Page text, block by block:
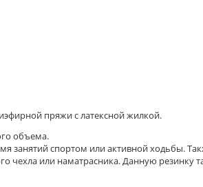
пряжи с латексной жилкой.
объема.
занятий спортом или активной ходьбы.
чехла или наматрасника.Данную резинку